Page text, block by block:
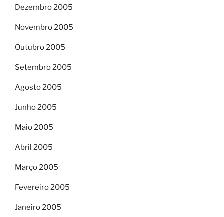
Dezembro 2005
Novembro 2005
Outubro 2005
Setembro 2005
Agosto 2005
Junho 2005
Maio 2005
Abril 2005
Março 2005
Fevereiro 2005
Janeiro 2005